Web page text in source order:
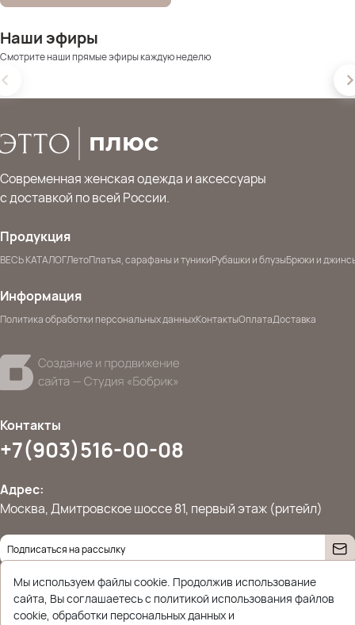
Наши эфиры
Смотрите наши прямые эфиры каждую неделю
Современная женская одежда и аксессуары
с доставкой по всей России.
Продукция
ВЕСЬ КАТАЛОГЛетоПлатья, сарафаны и туникиРубашки и блузыБрюки и
Информация
Политика обработки персональных данныхКонтактыОплатаДоставка
Контакты
+7(903)516-00-08
Адрес:
Москва, Дмитровское шоссе 81, первый этаж (ритейл)
© 2026 Ettoplus.ru — Все права защищены.
Политика конфиденциальности
Мы используем файлы cookie. Продолжив использование
сайта, Вы соглашаетесь с политикой использования файлов
cookie, обработки персональных данных и